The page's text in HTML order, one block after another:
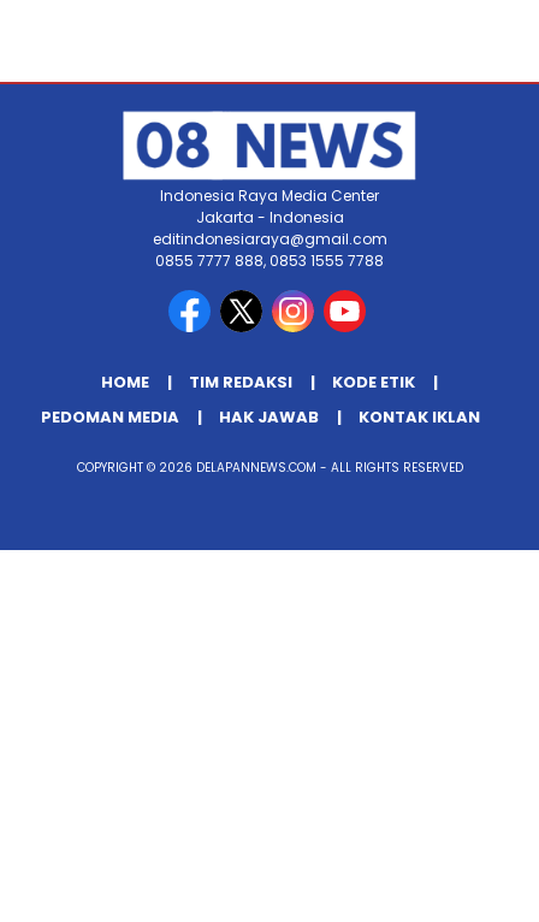
Indonesia Raya Media Center
Jakarta - Indonesia
editindonesiaraya@gmail.com
0855 7777 888, 0853 1555 7788
HOME TIM REDAKSI
KODE ETIK
PEDOMAN MEDIA
HAK JAWAB KONTAK IKLAN
COPYRIGHT © 2026 DELAPANNEWS.COM - ALL RIGHTS RESERVED